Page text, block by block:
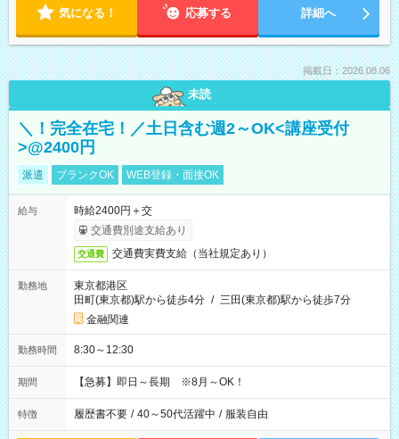
気になる！ 応募する 詳細へ
掲載日：2026.08.06
未読
＼！完全在宅！／土日含む週2～OK<講座受付
>@2400円
派遣 ブランクOK WEB登録・面接OK
給与
時給2400円＋交
交通費別途支給あり
交通費 交通費実費支給（当社規定あり）
勤務地
東京都港区
田町(東京都)駅から徒歩4分 / 三田(東京都)駅から徒歩7分
金融関連
勤務時間 8:30～12:30
期間 【急募】即日～長期 ※8月～OK！
特徴 履歴書不要 / 40～50代活躍中 / 服装自由